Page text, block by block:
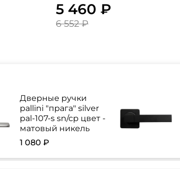
5 460 ₽
6 552 ₽
Дверные ручки
pallini "прага" silver
pal-107-s sn/cp цвет -
матовый никель
1 080 ₽